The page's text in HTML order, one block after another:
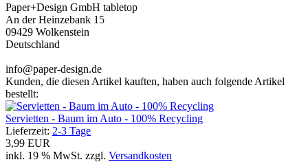
Paper+Design GmbH tabletop
An der Heinzebank 15
09429 Wolkenstein
Deutschland
info@paper-design.de
Kunden, die diesen Artikel kauften, haben auch folgende Artikel
bestellt:
Servietten - Baum im Auto - 100% Recycling
Lieferzeit: 2-3 Tage
3,99 EUR
inkl. 19 % MwSt. zzgl. Versandkosten